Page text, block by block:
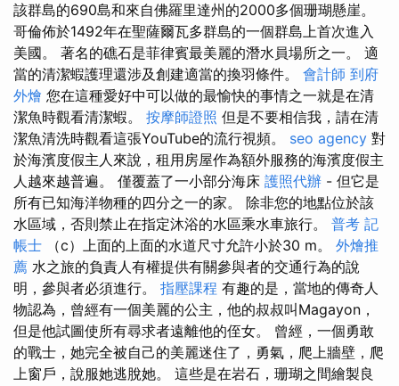
該群島的690島和來自佛羅里達州的2000多個珊瑚懸崖。
哥倫佈於1492年在聖薩爾瓦多群島的一個群島上首次進入
美國。 著名的礁石是菲律賓最美麗的潛水員場所之一。 適
當的清潔蝦護理還涉及創建適當的換羽條件。 會計師 到府
外燴 您在這種愛好中可以做的最愉快的事情之一就是在清
潔魚時觀看清潔蝦。 按摩師證照 但是不要相信我，請在清
潔魚清洗時觀看這張YouTube的流行視頻。 seo agency 對
於海濱度假主人來說，租用房屋作為額外服務的海濱度假主
人越來越普遍。 僅覆蓋了一小部分海床 護照代辦 - 但它是
所有已知海洋物種的四分之一的家。 除非您的地點位於該
水區域，否則禁止在指定沐浴的水區乘水車旅行。 普考 記
帳士 （c）上面的上面的水道尺寸允許小於30 m。 外燴推
薦 水之旅的負責人有權提供有關參與者的交通行為的說
明，參與者必須進行。 指壓課程 有趣的是，當地的傳奇人
物認為，曾經有一個美麗的公主，他的叔叔叫Magayon，
但是他試圖使所有尋求者遠離他的侄女。 曾經，一個勇敢
的戰士，她完全被自己的美麗迷住了，勇氣，爬上牆壁，爬
上窗戶，說服她逃脫她。 這些是在岩石，珊瑚之間繪製良